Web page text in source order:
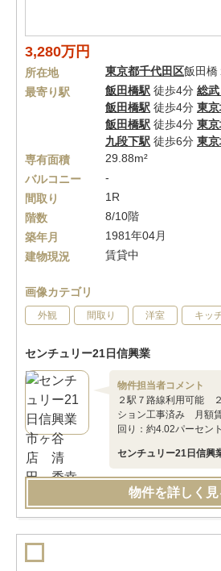
3,280万円
所在地 東京都千代田区飯田橋
最寄り駅
飯田橋駅 徒歩4分 総
飯田橋駅 徒歩4分 東
飯田橋駅 徒歩4分 東
九段下駅 徒歩6分 東
専有面積
29.88m²
バルコニー
-
間取り
1R
階数
8/10階
築年月
1981年04月
建物現況
賃貸中
画像カテゴリ
外観 間取り 洋室 キッ
センチュリー21日信興業
物件担当者コメント
２駅７路線利用可能
ション工事済み 月額
回り：約4.02パーセント
センチュリー21日信
物件を詳しく見